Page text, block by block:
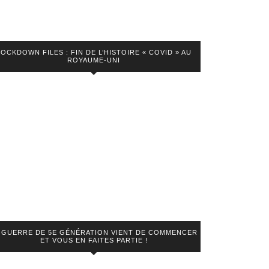
FILES : FIN DE L’HISTOIRE « COVID » AU
ROYAUME-UNI
GUERRE DE 5E GÉNÉRATION VIENT DE COMMENCER
ET VOUS EN FAITES PARTIE !